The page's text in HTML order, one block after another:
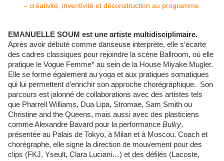
EMANUELLE SOUM est une artiste multidisciplimaire.
Après avoir débuté comme danseuse interprète, elle s’écarte
des cadres classiques pour rejoindre la scène Ballroom, où elle
pratique le Vogue Femme* au sein de la House Miyake Mugler.
Elle se forme également au yoga et aux pratiques somatiques
qui lui permettent d’enrichir son approche chorégraphique. Son
parcours est jalonné de collaborations avec des artistes tels
que Pharrell Williams, Dua Lipa, Stromae, Sam Smith ou
Christine and the Queens, mais aussi avec des plasticiens
comme Alexandre Bavard pour la performance Bulky,
présentée au Palais de Tokyo, à Milan et à Moscou. Coach et
chorégraphe, elle signe la direction de mouvement pour des
clips (FKJ, Yseult, Clara Luciani…) et des défilés (Lacoste,